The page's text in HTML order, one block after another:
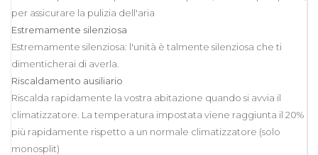
per assicurare la pulizia dell'aria
Estremamente silenziosa
Estremamente silenziosa: l'unità è talmente silenziosa che ti
dimenticherai di averla.
Riscaldamento ausiliario
Riscalda rapidamente la vostra abitazione quando si avvia il
climatizzatore. La temperatura impostata viene raggiunta il 20%
più rapidamente rispetto a un normale climatizzatore (solo
monosplit)